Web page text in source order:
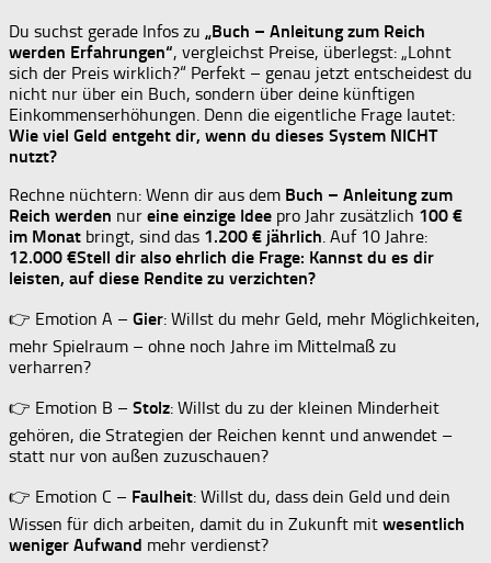
Du suchst gerade Infos zu „Buch – Anleitung zum Reich
werden Erfahrungen“, vergleichst Preise, überlegst: „Lohnt
sich der Preis wirklich?“ Perfekt – genau jetzt entscheidest du
nicht nur über ein Buch, sondern über deine künftigen
Einkommenserhöhungen. Denn die eigentliche Frage lautet:
Wie viel Geld entgeht dir, wenn du dieses System NICHT
nutzt?
Rechne nüchtern: Wenn dir aus dem Buch – Anleitung zum
Reich werden nur eine einzige Idee pro Jahr zusätzlich 100 €
im Monat bringt, sind das 1.200 € jährlich . Auf 10 Jahre:
12.000 €Stell dir also ehrlich die Frage: Kannst du es dir
leisten, auf diese Rendite zu verzichten?
👉 Emotion A – Gier: Willst du mehr Geld, mehr Möglichkeiten,
mehr Spielraum – ohne noch Jahre im Mittelmaß zu
verharren?
👉 Emotion B – Stolz: Willst du zu der kleinen Minderheit
gehören, die Strategien der Reichen kennt und anwendet –
statt nur von außen zuzuschauen?
👉 Emotion C – Faulheit: Willst du, dass dein Geld und dein
Wissen für dich arbeiten, damit du in Zukunft mit wesentlich
weniger Aufwand mehr verdienst?